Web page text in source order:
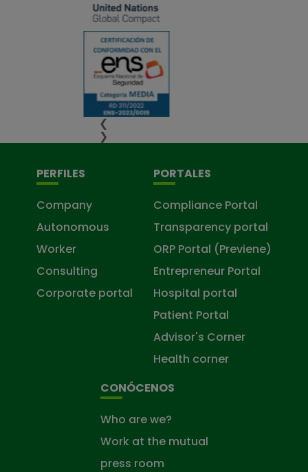
❮
❯
PERFILES
Company
Autonomous
Worker
Consulting
Corporate portal
PORTALES
Compliance Portal
Transparency portal
ORP Portal (Previene)
Entrepreneur Portal
Hospital portal
Patient Portal
Advisor's Corner
Health corner
CONÓCENOS
Who are we?
Work at the mutual
press room